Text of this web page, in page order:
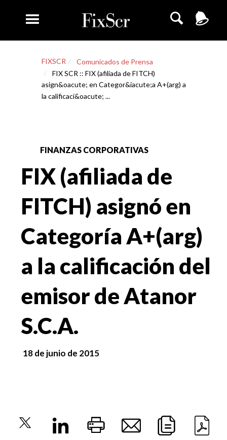
FIXSCR
Comunicados de Prensa
FIX SCR :: FIX (afiliada de FITCH)
asign&oacute; en Categor&iacute;a A+(arg) a
la calificaci&oacute; ...
FINANZAS CORPORATIVAS
FIX (afiliada de
FITCH) asignó en
Categoría A+(arg)
a la calificación del
emisor de Atanor
S.C.A.
18 de junio de 2015